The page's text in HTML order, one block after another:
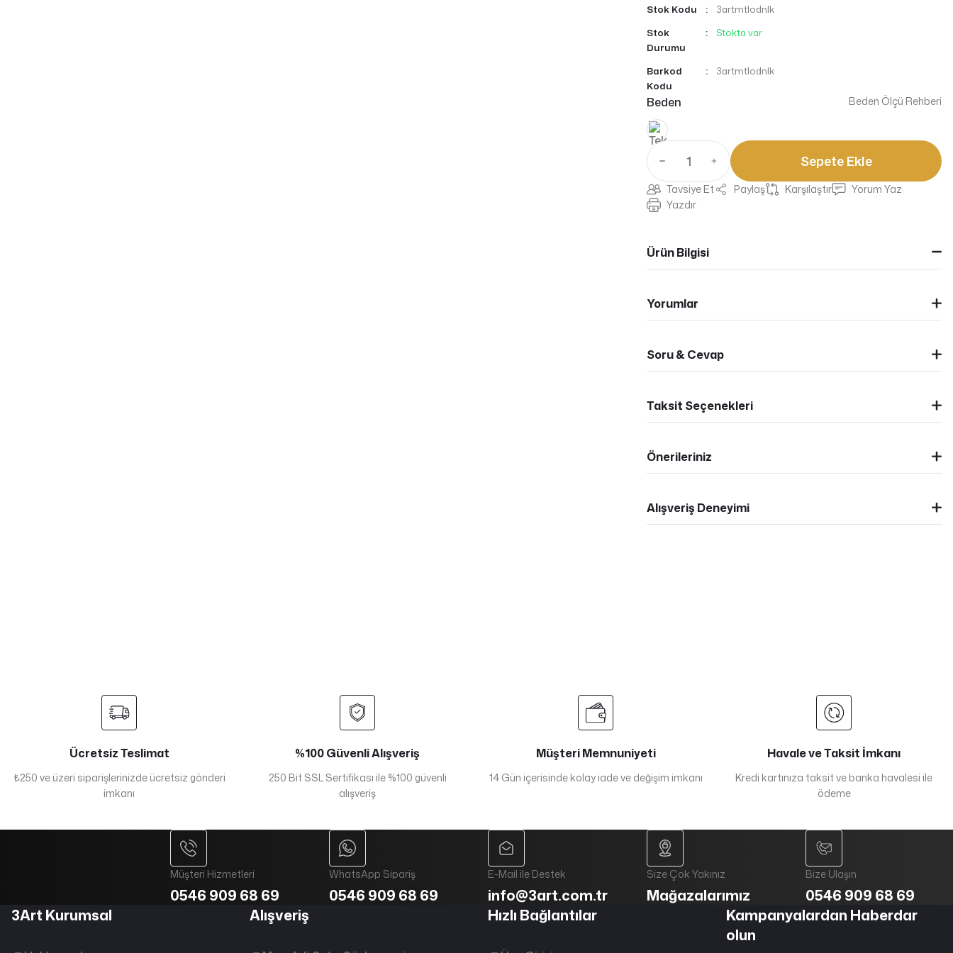
Stok Kodu
3artmtlodnlk
Stok
Durumu
Stokta var
Barkod
Kodu
3artmtlodnlk
Beden Beden Ölçü Rehberi
Sepete Ekle
Tavsiye Et Paylaş Karşılaştır
Yorum Yaz
Yazdır
Ürün Bilgisi
Yorumlar
Soru & Cevap
Taksit Seçenekleri
Önerileriniz
Alışveriş Deneyimi
Ücretsiz Teslimat
₺250 ve üzeri siparişlerinizde ücretsiz gönderi
imkanı
%100 Güvenli Alışveriş
250 Bit SSL Sertifikası ile %100 güvenli
alışveriş
Müşteri Memnuniyeti
14 Gün içerisinde kolay iade ve değişim imkanı
Havale ve Taksit İmkanı
Kredi kartınıza taksit ve banka havalesi ile
ödeme
Müşteri Hizmetleri
0546 909 68 69
WhatsApp Sipariş
0546 909 68 69
E-Mail ile Destek
info@3art.com.tr
Size Çok Yakınız
Mağazalarımız
Bize Ulaşın
0546 909 68 69
3Art Kurumsal
Alışveriş Hızlı Bağlantılar
Kampanyalardan Haberdar
olun